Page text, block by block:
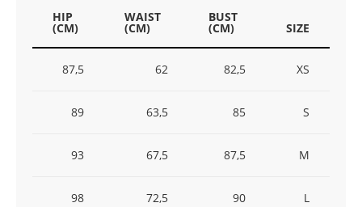
SIZE
BUST
(CM)
WAIST
(CM)
HIP
(CM)
XS
82,5
62
87,5
S
85
63,5
89
M
87,5
67,5
93
L
90
72,5
98